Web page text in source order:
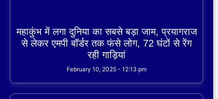
महाकुंभ में लगा दुनिया का सबसे बड़ा जाम, प्रयागराज
से लेकर एमपी बॉर्डर तक फंसे लोग, 72 घंटों से रेंग
रही गाड़ियां
February 10, 2025 12:13 pm